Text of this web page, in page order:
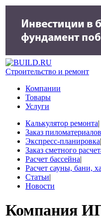
Строительство и ремонт
Компании
Товары
Услуги
Калькулятор ремонта|
Заказ пиломатериалов
Экспресс-планировка|
Заказ сметного
Расчет бассейна|
Расчет сауны, бани,
Статьи|
Новости
Компания